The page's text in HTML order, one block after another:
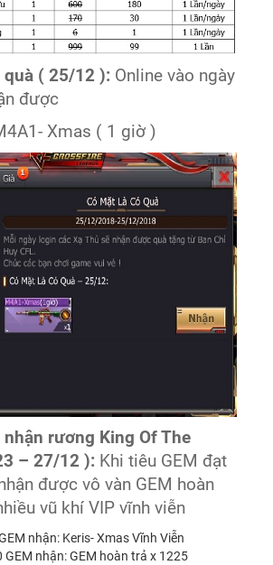
quà ( 25/12 ): Online vào ngày
được
Xmas ( 1 giờ )
rương King Of The
– 27/12 ): Khi tiêu GEM đạt
được vô vàn GEM hoàn
vũ khí VIP vĩnh viễn
nhận: Keris- Xmas Vĩnh Viễn
GEM nhận: GEM hoàn trả x 1225